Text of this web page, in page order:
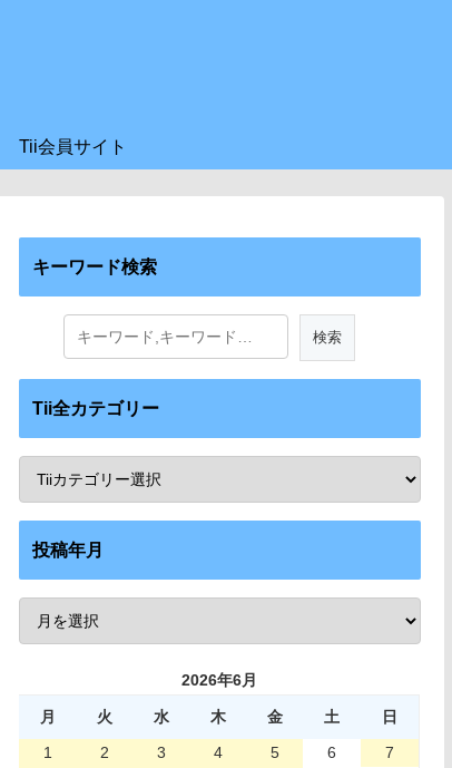
Tii会員サイト
キーワード検索
Tii全カテゴリー
投稿年月
2026年6月
月 火 水 木 金 土
日
1
2 3 4 5 6
7